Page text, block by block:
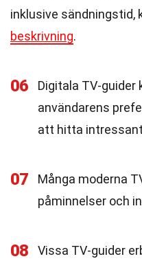
inklusive sändningstid,
beskrivning.
06
Digitala TV-
användarens
att hitta
07
Många moderna
påminnelser och
08
Vissa TV-guider